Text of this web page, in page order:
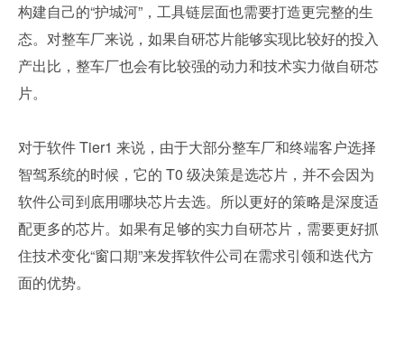
构建自己的“护城河”，工具链层面也需要打造更完整的生
态。对整车厂来说，如果自研芯片能够实现比较好的投入
产出比，整车厂也会有比较强的动力和技术实力做自研芯
片。
对于软件 Tier1 来说，由于大部分整车厂和终端客户选择
智驾系统的时候，它的 T0 级决策是选芯片，并不会因为
软件公司到底用哪块芯片去选。所以更好的策略是深度适
配更多的芯片。如果有足够的实力自研芯片，需要更好抓
住技术变化“窗口期”来发挥软件公司在需求引领和迭代方
面的优势。